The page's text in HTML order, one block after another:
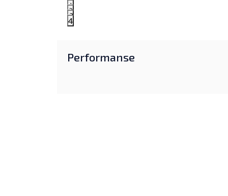
1
2
3
4
Performanse